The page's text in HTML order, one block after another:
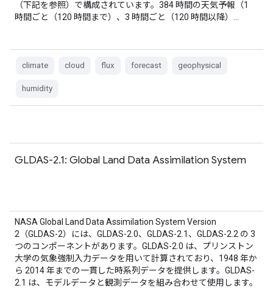
（下記を参照）で構成されています。384 時間の天気予報（1
時間ごと（120 時間まで）、3 時間ごと（120 時間以降）…
climate cloud flux forecast geophysical
humidity
GLDAS-2.1: Global Land Data Assimilation System
NASA Global Land Data Assimilation System Version
2（GLDAS-2）には、GLDAS-2.0、GLDAS-2.1、GLDAS-2.2 の 3
つのコンポーネントがあります。GLDAS-2.0 は、プリンストン
大学の気象強制入力データを用いて計算されており、1948 年か
ら 2014 年までの一貫した時系列データを提供します。GLDAS-
2.1 は、モデルデータと観測データを組み合わせて使用します。